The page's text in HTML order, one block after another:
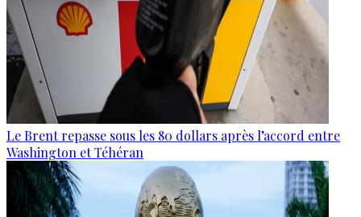
Le Brent repasse sous les 80 dollars après l’accord entre
Washington et Téhéran